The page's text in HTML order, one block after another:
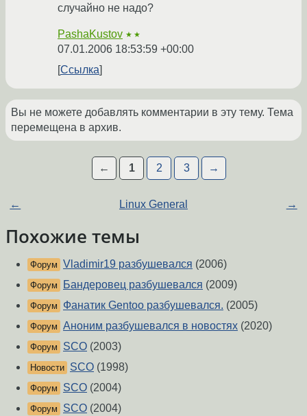
случайно не надо?
PashaKustov ★★
07.01.2006 18:53:59 +00:00
Ссылка
Вы не можете добавлять комментарии в эту тему. Тема
перемещена в архив.
← 1 2 3 →
← Linux General →
Похожие темы
Форум Vladimir19 разбушевался (2006)
Форум Бандеровец разбушевался (2009)
Форум Фанатик Gentoo разбушевался. (2005)
Форум Аноним разбушевался в новостях (2020)
Форум SCO (2003)
Новости SCO (1998)
Форум SCO (2004)
Форум SCO (2004)